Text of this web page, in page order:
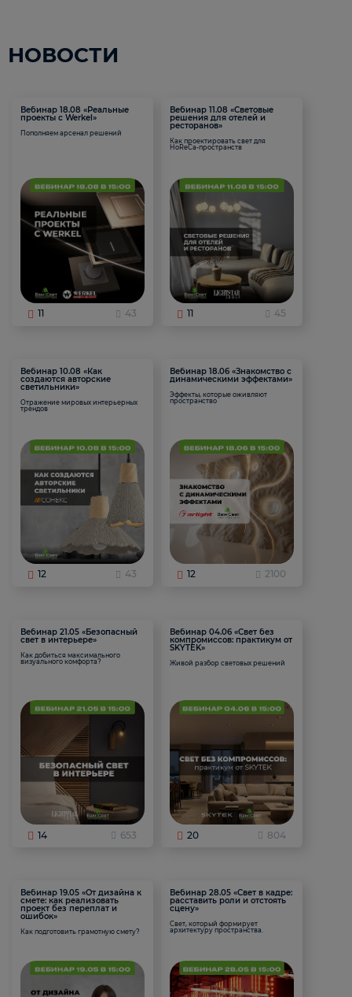
НОВОСТИ
Вебинар 18.08 «Реальные
проекты с Werkel»
Пополняем арсенал решений
11 43
Вебинар 11.08 «Световые
решения для отелей и
ресторанов»
Как проектировать свет для
HoReCa-пространств
11 45
Вебинар 10.08 «Как
создаются авторские
светильники»
Отражение мировых интерьерных
трендов
12 43
Вебинар 18.06 «Знакомство с
динамическими эффектами»
Эффекты, которые оживляют
пространство
12 2100
Вебинар 21.05 «Безопасный
свет в интерьере»
Как добиться максимального
визуального комфорта?
14 653
Вебинар 04.06 «Свет без
компромиссов: практикум от
SKYTEK»
Живой разбор световых решений
20 804
Вебинар 19.05 «От дизайна к
смете: как реализовать
проект без переплат и
ошибок»
Как подготовить грамотную смету?
Вебинар 28.05 «Свет в кадре:
расставить роли и отстоять
сцену»
Свет, который формирует
архитектуру пространства.